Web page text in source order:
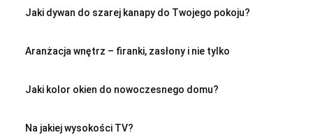
Jaki dywan do szarej kanapy do Twojego pokoju?
Aranżacja wnętrz – firanki, zasłony i nie tylko
Jaki kolor okien do nowoczesnego domu?
Na jakiej wysokości TV?